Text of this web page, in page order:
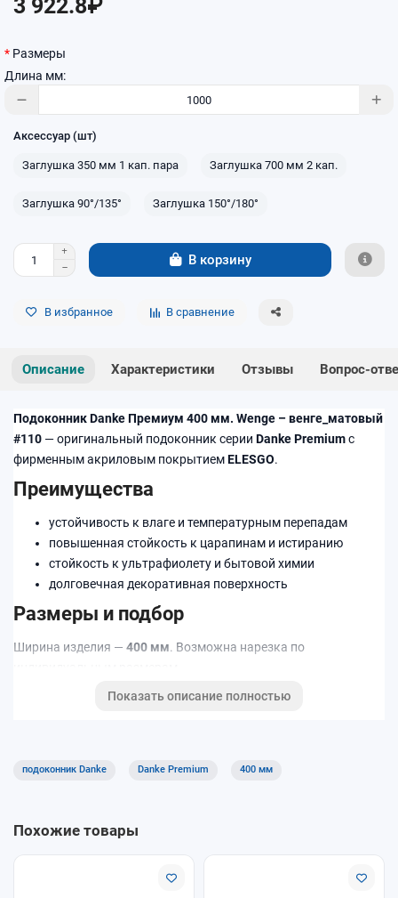
3 922.8₽
Размеры
Длина мм:
Аксессуар (шт)
Заглушка 350 мм 1 кап. пара Заглушка 700 мм 2 кап.
Заглушка 90°/135° Заглушка 150°/180°
В корзину
В избранное В сравнение
Описание Характеристики Отзывы Вопрос-
Подоконник Danke Премиум 400 мм. Wenge – венге_матовый
#110 — оригинальный подоконник серии Danke Premiumс
фирменным акриловым покрытиемELESGO.
Преимущества
устойчивость к влаге и температурным перепадам
повышенная стойкость к царапинам и истиранию
стойкость к ультрафиолету и бытовой химии
долговечная декоративная поверхность
Размеры и подбор
Ширина изделия — 400 мм. Возможна нарезка по
Подходит для квартир, домов и коммерческих помещений.
Показать описание полностью
подоконник Danke Danke Premium 400 мм
Похожие товары